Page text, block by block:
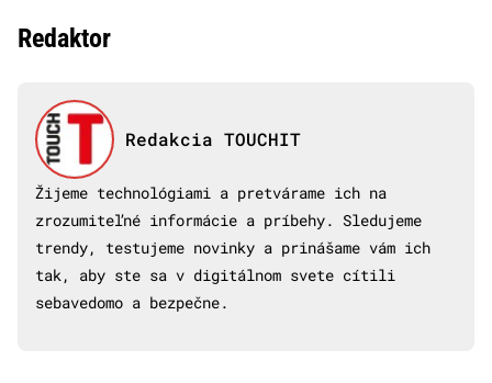
Redaktor
Redakcia TOUCHIT
Žijeme technológiami a pretvárame ich na
zrozumiteľné informácie a príbehy. Sledujeme
trendy, testujeme novinky a prinášame vám ich
tak, aby ste sa v digitálnom svete cítili
sebavedomo a bezpečne.